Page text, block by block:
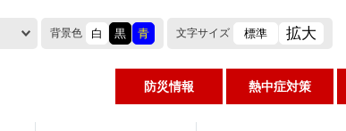
背景色 白 黒 青 文字サイズ 標準 拡大
防災情報 熱中症対策